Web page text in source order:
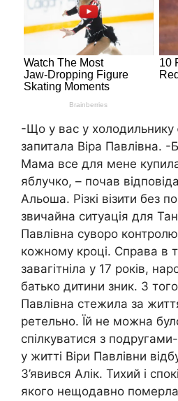
-Що у вас у холодильнику
запитала Віра Павлівна.
Мама все для мене
яблучко, – почав
Альоша. Різкі візити без
звичайна ситуація для
Павлівна суворо
кожному кроці. Справа в
завагітніла у 17 років,
батько дитини зник. З
Павлівна стежила за
ретельно. Їй не можна
спілкуватися з
у житті Віри Павлівни
З’явився Алік. Тихий і
якого нещодавно